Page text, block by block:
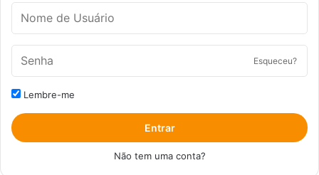
Esqueceu?
Lembre-me
Entrar
Não tem uma conta?